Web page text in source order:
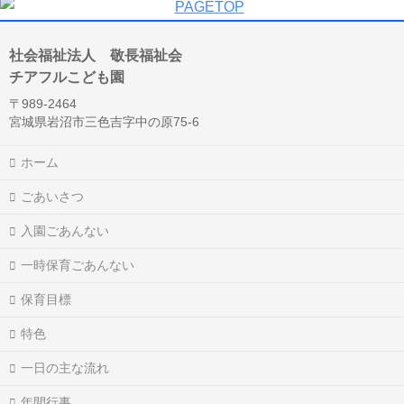
社会福祉法人 敬長福祉会
チアフルこども園
〒989-2464
宮城県岩沼市三色吉字中の原75-6
ホーム
ごあいさつ
入園ごあんない
一時保育ごあんない
保育目標
特色
一日の主な流れ